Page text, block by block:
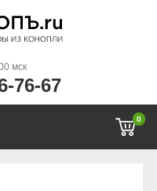
мск
76-67
0